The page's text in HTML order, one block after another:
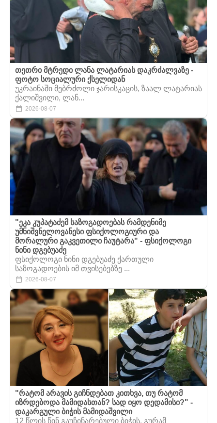
თეთრი მტრედი ლანა ლატარიას დაკრძალვაზე -
ფოტო სოციალური ქსელიდან
უკრაინაში მებრძოლი ჯარისკაცის, ზაალ ლატარიას
ქალიშვილი, ლან...
2026-08-07
"ეკა კუპატაძემ საზოგადოებას რამდენიმე
უმნიშვნელოვანესი ფსიქოლოგიური და
მორალური გაკვეთილი ჩაუტარა" - ფსიქოლოგი
ნინი დგებუაძე
ფსიქოლოგი ნინი დგებუაძე ქართული
საზოგადოების იმ თვისებებზე ...
2026-08-07
"რატომ არავის გიჩნდებათ კითხვა, თუ რატომ
იზრდებოდა მამიდასთან? სად იყო დედამისი?" -
დაკარგული ბიჭის მამიდაშვილი
12 წლის წინ გაუჩინარებული ბიჭის, გურამ